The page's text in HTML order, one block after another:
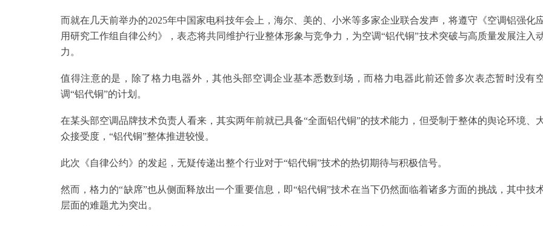
而就在几天前举办的2025年中国家电科技年会上，海尔、美的、小米等多家企业联合发声，将遵守《空调铝强化
用研究工作组自律公约》，表态将共同维护行业整体形象与竞争力，为空调“铝代铜”技术突破与高质量发展注入
力。
值得注意的是，除了格力电器外，其他头部空调企业基本悉数到场，而格力电器此前还曾多次表态暂时没有
调“铝代铜”的计划。
在某头部空调品牌技术负责人看来，其实两年前就已具备“全面铝代铜”的技术能力，但受制于整体的舆论环境、
众接受度，“铝代铜”整体推进较慢。
此次《自律公约》的发起，无疑传递出整个行业对于“铝代铜”技术的热切期待与积极信号。
然而，格力的“缺席”也从侧面释放出一个重要信息，即“铝代铜”技术在当下仍然面临着诸多方面的挑战，其中技
层面的难题尤为突出。